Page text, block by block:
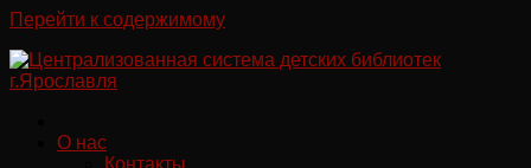
Перейти к содержимому
О нас
Контакты